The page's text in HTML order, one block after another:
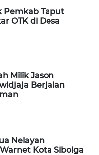
Pemkab Taput
OTK di Desa
Milik Jason
Berjalan
Nelayan
Kota Sibolga